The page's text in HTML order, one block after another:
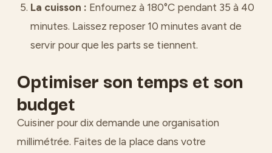
La cuisson : Enfournez à 180°C pendant 35 à 40
minutes. Laissez reposer 10 minutes avant de
servir pour que les parts se tiennent.
Optimiser son temps et son
budget
Cuisiner pour dix demande une organisation
millimétrée. Faites de la place dans votre